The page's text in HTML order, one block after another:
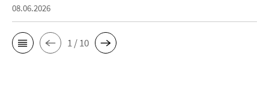
08.06.2026
1 / 10